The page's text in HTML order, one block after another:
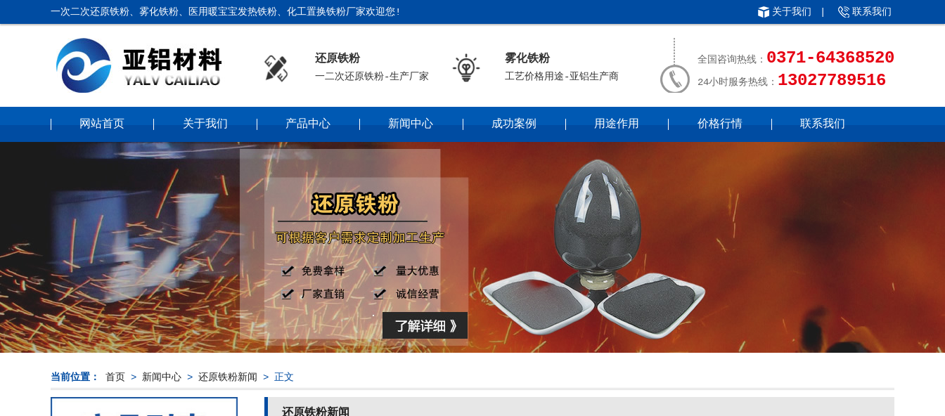
一次二次还原铁粉、雾化铁粉、医用暖宝宝发热铁粉、化工置换铁粉厂家欢迎您! 关于我们 联系我们
还原铁粉
一二次还原铁粉-生产厂家
雾化铁粉
工艺价格用途-亚铝生产商
全国咨询热线： 0371-64368520
24小时服务热线： 13027789516
网站首页 关于我们 产品中心 新闻中心 成功案例 用途作用 价格行情 联系我们
当前位置： 首页 > 新闻中心 > 还原铁粉新闻 > 正文
还原铁粉新闻